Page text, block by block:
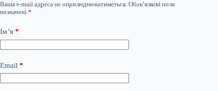
Ваша e-mail адреса не оприлюднюватиметься. Обов’язкові поля
позначені *
Ім’я *
Email *